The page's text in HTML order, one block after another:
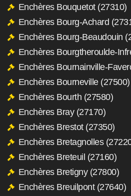
Enchères Bouquetot (27310)
Enchères Bourg-Achard
Enchères Bourg-Beaudouin
Enchères Bourgtheroulde-
Enchères Bournainville-
Enchères Bourneville (27500)
Enchères Bourth (27580)
Enchères Bray (27170)
Enchères Brestot (27350)
Enchères Bretagnolles
Enchères Breteuil (27160)
Enchères Bretigny (27800)
Enchères Breuilpont (27640)